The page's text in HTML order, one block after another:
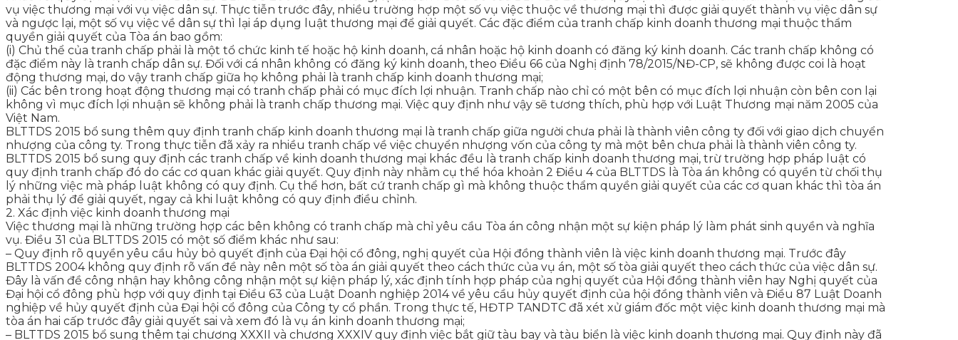
vụ việc thương mại với vụ việc dân sự. Thực tiễn trước đây, nhiều trường hợp một số vụ việc thuộc về thương mại thì được giải quyết thành vụ việc dân sự
và ngược lại, một số vụ việc về dân sự thì lại áp dụng luật thương mại để giải quyết. Các đặc điểm của tranh chấp kinh doanh thương mại thuộc thẩm
quyền giải quyết của Tòa án bao gồm:
(i) Chủ thể của tranh chấp phải là một tổ chức kinh tế hoặc hộ kinh doanh, cá nhân hoặc hộ kinh doanh có đăng ký kinh doanh. Các tranh chấp không có
đặc điểm này là tranh chấp dân sự. Đối với cá nhân không có đăng ký kinh doanh, theo Điều 66 của Nghị định 78/2015/NĐ-CP, sẽ không được coi là hoạt
động thương mại, do vậy tranh chấp giữa họ không phải là tranh chấp kinh doanh thương mại;
(ii) Các bên trong hoạt động thương mại có tranh chấp phải có mục đích lợi nhuận. Tranh chấp nào chỉ có một bên có mục đích lợi nhuận còn bên con lại
không vì mục đích lợi nhuận sẽ không phải là tranh chấp thương mại. Việc quy định như vậy sẽ tương thích, phù hợp với Luật Thương mại năm 2005 của
Việt Nam.
BLTTDS 2015 bổ sung thêm quy định tranh chấp kinh doanh thương mại là tranh chấp giữa người chưa phải là thành viên công ty đối với giao dịch chuyển
nhượng của công ty. Trong thực tiễn đã xảy ra nhiều tranh chấp về việc chuyển nhượng vốn của công ty mà một bên chưa phải là thành viên công ty.
BLTTDS 2015 bổ sung quy định các tranh chấp về kinh doanh thương mại khác đều là tranh chấp kinh doanh thương mại, trừ trường hợp pháp luật có
quy định tranh chấp đó do các cơ quan khác giải quyết. Quy định này nhằm cụ thể hóa khoản 2 Điều 4 của BLTTDS là Tòa án không có quyền từ chối thụ
lý những việc mà pháp luật không có quy định. Cụ thể hơn, bất cứ tranh chấp gì mà không thuộc thẩm quyền giải quyết của các cơ quan khác thì tòa án
phải thụ lý để giải quyết, ngay cả khi luật không có quy định điều chỉnh.
2. Xác định việc kinh doanh thương mại
Việc thương mại là những trường hợp các bên không có tranh chấp mà chỉ yêu cầu Tòa án công nhận một sự kiện pháp lý làm phát sinh quyền và nghĩa
vụ. Điều 31 của BLTTDS 2015 có một số điểm khác như sau:
– Quy định rõ quyền yêu cầu hủy bỏ quyết định của Đại hội cổ đông, nghị quyết của Hội đồng thành viên là việc kinh doanh thương mại. Trước đây
BLTTDS 2004 không quy định rõ vấn đề này nên một số tòa án giải quyết theo cách thức của vụ án, một số tòa giải quyết theo cách thức của việc dân sự.
Đây là vấn đề công nhận hay không công nhận một sự kiện pháp lý, xác định tính hợp pháp của nghị quyết của Hội đồng thành viên hay Nghị quyết của
Đại hội cổ đông phù hợp với quy định tại Điều 63 của Luật Doanh nghiệp 2014 về yêu cầu hủy quyết định của hội đồng thành viên và Điều 87 Luật Doanh
nghiệp về hủy quyết định của Đại hội cổ đông của Công ty cổ phần. Trong thực tế, HĐTP TANDTC đã xét xử giám đốc một việc kinh doanh thương mại mà
tòa án hai cấp trước đây giải quyết sai và xem đó là vụ án kinh doanh thương mại;
– BLTTDS 2015 bổ sung thêm tại chương XXXII và chương XXXIV quy định việc bắt giữ tàu bay và tàu biển là việc kinh doanh thương mại. Quy định này đã